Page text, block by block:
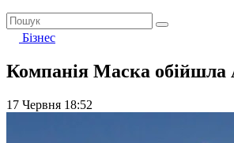
Бізнес
Компанія Маска обійшла
17 Червня 18:52